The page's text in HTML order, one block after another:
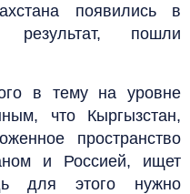
появились в
пошли
в тему на уровне
что Кыргызстан,
пространство
и Россией, ищет
для этого нужно